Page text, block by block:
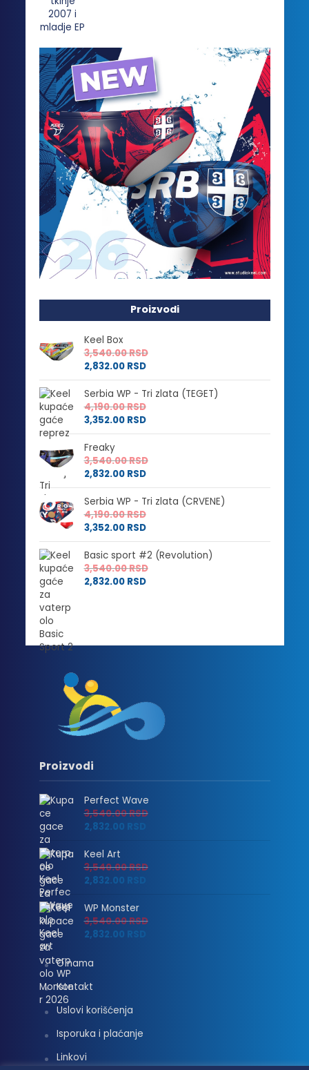
Proizvodi
Keel Box
3,540.00RSD
2,832.00 RSD
Serbia WP - Tri zlata (TEGET)
4,190.00RSD
3,352.00 RSD
Freaky
3,540.00RSD
2,832.00 RSD
Serbia WP - Tri zlata (CRVENE)
4,190.00RSD
3,352.00 RSD
Basic sport #2 (Revolution)
3,540.00RSD
2,832.00 RSD
Proizvodi
Perfect Wave
3,540.00RSD
2,832.00 RSD
Keel Art
3,540.00RSD
2,832.00 RSD
WP Monster
3,540.00RSD
2,832.00 RSD
O nama
Kontakt
Uslovi korišćenja
Isporuka i plaćanje
Linkovi